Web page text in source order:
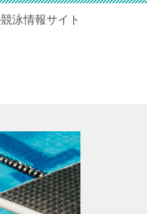
泳情報サイト